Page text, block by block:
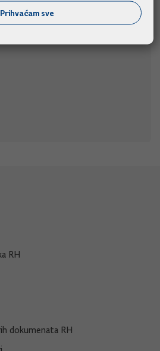
Plenković nazočit će startu
u Metkoviću,u subotu, 8.
RH
dokumenata RH
Prihvaćam sve